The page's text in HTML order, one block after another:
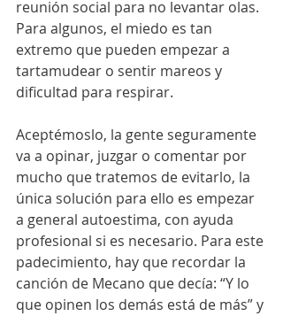
reunión social para no levantar olas.
Para algunos, el miedo es tan
extremo que pueden empezar a
tartamudear o sentir mareos y
dificultad para respirar.
Aceptémoslo, la gente seguramente
va a opinar, juzgar o comentar por
mucho que tratemos de evitarlo, la
única solución para ello es empezar
a general autoestima, con ayuda
profesional si es necesario. Para este
padecimiento, hay que recordar la
canción de Mecano que decía: “Y lo
que opinen los demás está de más” y